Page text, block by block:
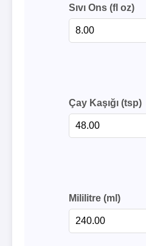
Sıvı Ons (fl oz)
Çay Kaşığı (tsp)
Mililitre (ml)